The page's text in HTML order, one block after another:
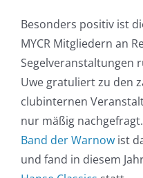
Besonders positiv ist
MYCR Mitgliedern an
Segelveranstaltungen
Uwe gratuliert zu den
clubinternen
nur mäßig
Band der Warnow ist
und fand in diesem